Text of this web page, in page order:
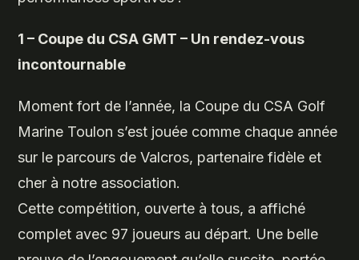
1 – Coupe du CSA GMT – Un rendez-vous
incontournable
Moment fort de l’année, la Coupe du CSA Golf
Marine Toulon s’est jouée comme chaque année
sur le parcours de Valcros, partenaire fidèle et
cher à notre association.
Cette compétition, ouverte à tous, a affiché
complet avec 97 joueurs au départ. Une belle